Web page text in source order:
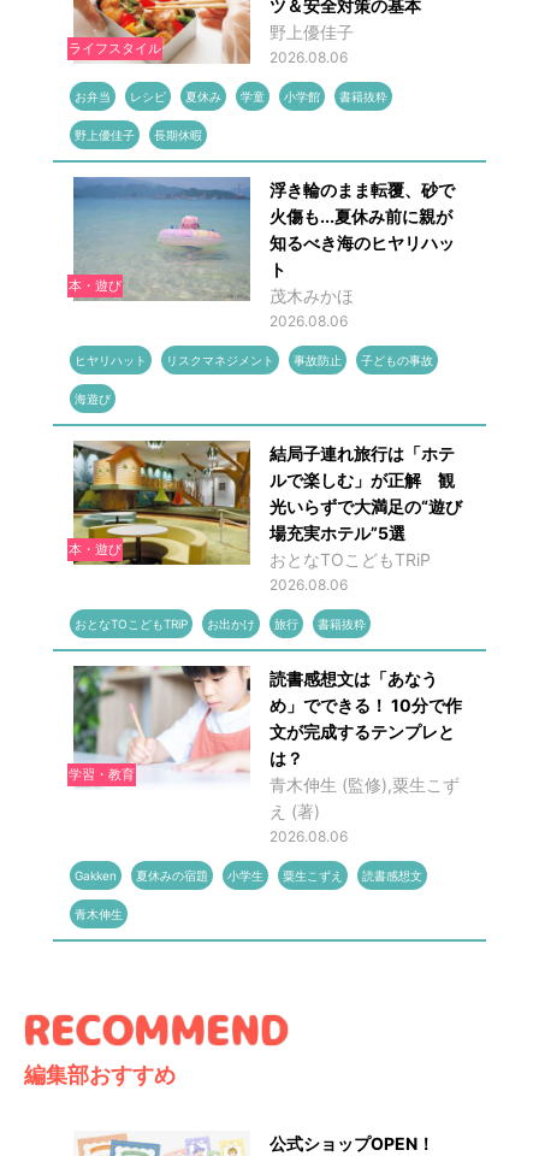
ライフスタイル
ツ＆安全対策の基本
野上優佳子
2026.08.06
お弁当 レシピ 夏休み 学童 小学館 書籍抜粋
野上優佳子 長期休暇
本・遊び
浮き輪のまま転覆、砂で
火傷も...夏休み前に親が
知るべき海のヒヤリハッ
ト
茂木みかほ
2026.08.06
ヒヤリハット リスクマネジメント 事故防止 子どもの事故
海遊び
本・遊び
結局子連れ旅行は「ホテ
ルで楽しむ」が正解 観
光いらずで大満足の“遊び
場充実ホテル”5選
おとなTOこどもTRiP
2026.08.06
おとなTOこどもTRiP お出かけ 旅行 書籍抜粋
学習・教育
読書感想文は「あなう
め」でできる！ 10分で作
文が完成するテンプレと
は？
青木伸生 (監修),粟生こず
え (著)
2026.08.06
Gakken 夏休みの宿題 小学生 粟生こずえ 読書感想文
青木伸生
編集部おすすめ
公式ショップOPEN！